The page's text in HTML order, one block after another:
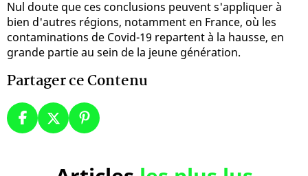
Nul doute que ces conclusions peuvent s'appliquer à
bien d'autres régions, notamment en France, où les
contaminations de Covid-19 repartent à la hausse, en
grande partie au sein de la jeune génération.
Partager ce Contenu